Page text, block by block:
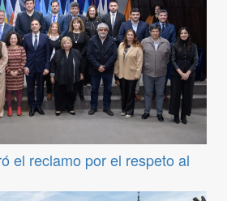
el reclamo por el respeto al